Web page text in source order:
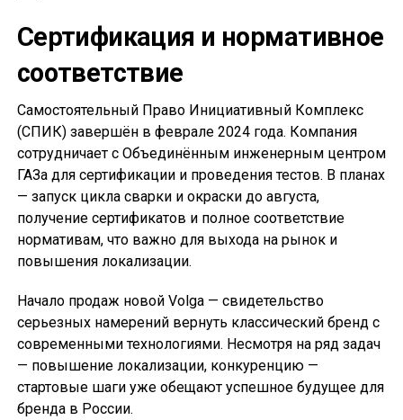
Сертификация и нормативное
соответствие
Самостоятельный Право Инициативный Комплекс
(СПИК) завершён в феврале 2024 года. Компания
сотрудничает с Объединённым инженерным центром
ГАЗа для сертификации и проведения тестов. В планах
— запуск цикла сварки и окраски до августа,
получение сертификатов и полное соответствие
нормативам, что важно для выхода на рынок и
повышения локализации.
Начало продаж новой Volga — свидетельство
серьезных намерений вернуть классический бренд с
современными технологиями. Несмотря на ряд задач
— повышение локализации, конкуренцию —
стартовые шаги уже обещают успешное будущее для
бренда в России.